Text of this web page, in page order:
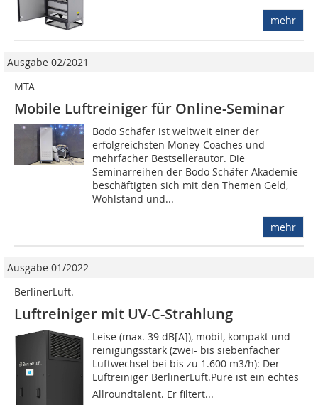
mehr
Ausgabe 02/2021
MTA
Mobile Luftreiniger für Online-Seminar
Bodo Schäfer ist weltweit einer der
erfolgreichsten Money-Coaches und
mehrfacher Bestsellerautor. Die
Seminarreihen der Bodo Schäfer Akademie
beschäftigten sich mit den Themen Geld,
Wohlstand und...
mehr
Ausgabe 01/2022
BerlinerLuft.
Luftreiniger mit UV-C-Strahlung
Leise (max. 39 dB[A]), mobil, kompakt und
reinigungsstark (zwei- bis siebenfacher
Luftwechsel bei bis zu 1.600 m3/h): Der
Luftreiniger BerlinerLuft.Pure ist ein echtes
Allroundtalent. Er filtert...